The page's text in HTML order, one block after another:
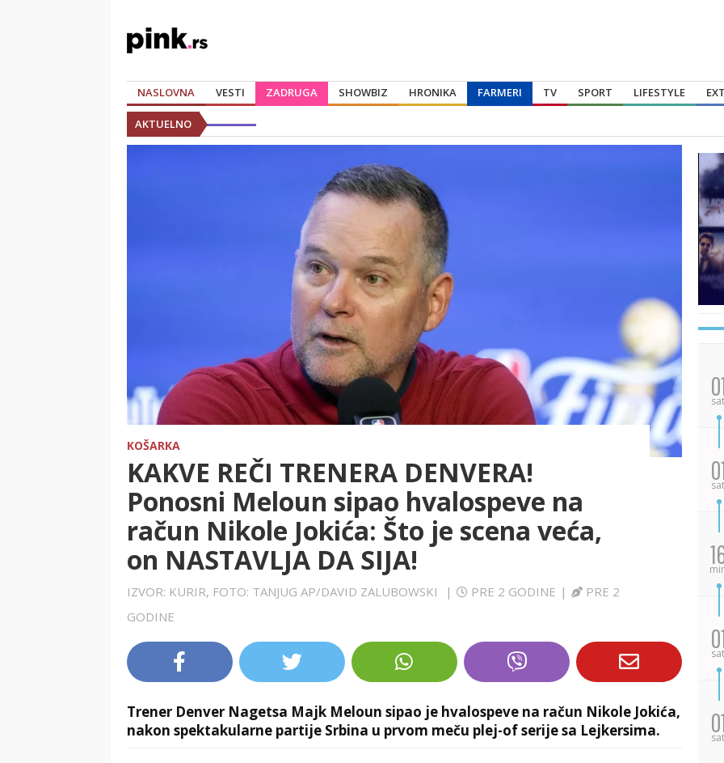
NASLOVNA VESTI ZADRUGA SHOWBIZ HRONIKA FARMERI TV SPORT LIFESTYLE
AKTUELNO
KOŠARKA
KAKVE REČI TRENERA DENVERA!
Ponosni Meloun sipao hvalospeve na
račun Nikole Jokića: Što je scena veća,
on NASTAVLJA DA SIJA!
IZVOR: KURIR, FOTO: TANJUG AP/DAVID ZALUBOWSKI | PRE 2 GODINE |
PRE 2
GODINE
Trener Denver Nagetsa Majk Meloun sipao je hvalospeve na račun Nikole Jokića,
nakon spektakularne partije Srbina u prvom meču plej-of serije sa Lejkersima.
sat
sat
sat
sat